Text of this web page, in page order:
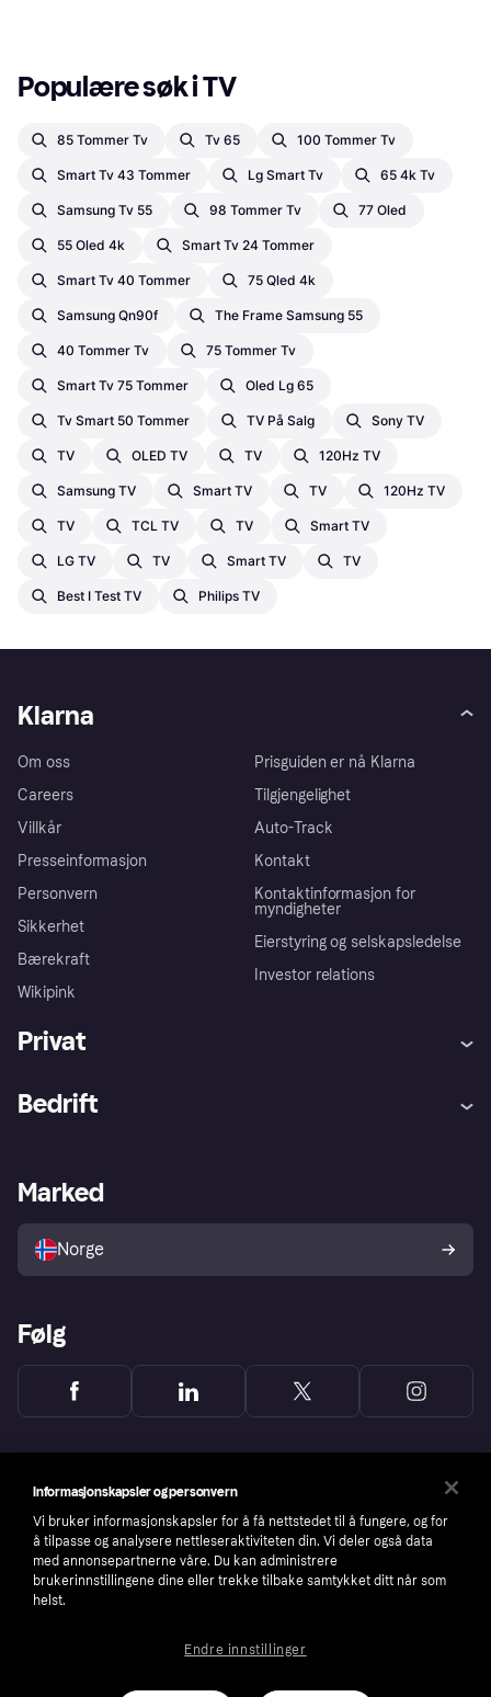
Populære søk i TV
85 Tommer Tv Tv 65 100 Tommer Tv
Smart Tv 43 Tommer Lg Smart Tv 65 4k Tv
Samsung Tv 55 98 Tommer Tv 77 Oled
55 Oled 4k Smart Tv 24 Tommer
Smart Tv 40 Tommer 75 Qled 4k
Samsung Qn90f The Frame Samsung 55
40 Tommer Tv 75 Tommer Tv
Smart Tv 75 Tommer Oled Lg 65
Tv Smart 50 Tommer TV På Salg Sony TV
TV OLED TV TV 120Hz TV
Samsung TV Smart TV TV 120Hz TV
TV TCL TV TV Smart TV
LG TV TV Smart TV TV
Best I Test TV Philips TV
Klarna
Om oss
Careers
Villkår
Presseinformasjon
Personvern
Sikkerhet
Bærekraft
Wikipink
Prisguiden er nå Klarna
Tilgjengelighet
Auto-Track
Kontakt
Kontaktinformasjon for
myndigheter
Eierstyring og selskapsledelse
Investor relations
Privat
Utforsk butikker
Bedrift
Merchant portal
Marked
Norge
Følg
number: 556737-0431
Informasjonskapsler og personvern
Vi bruker informasjonskapsler for å få nettstedet til å fungere, og for
å tilpasse og analysere nettleseraktiviteten din. Vi deler også data
med annonsepartnerne våre. Du kan administrere
brukerinnstillingene dine eller trekke tilbake samtykket ditt når som
helst.
Endre innstillinger